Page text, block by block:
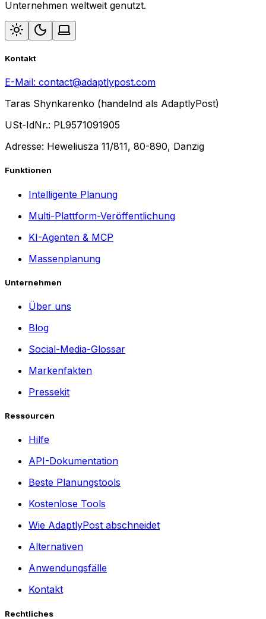
Unternehmen weltweit genutzt.
Kontakt
E-Mail: contact@adaptlypost.com
Taras Shynkarenko (handelnd als AdaptlyPost)
USt-IdNr.: PL9571091905
Adresse: Heweliusza 11/811, 80-890, Danzig
Funktionen
Intelligente Planung
Multi-Plattform-Veröffentlichung
KI-Agenten & MCP
Massenplanung
Unternehmen
Über uns
Blog
Social-Media-Glossar
Markenfakten
Pressekit
Ressourcen
Hilfe
API-Dokumentation
Beste Planungstools
Kostenlose Tools
Wie AdaptlyPost abschneidet
Alternativen
Anwendungsfälle
Kontakt
Rechtliches